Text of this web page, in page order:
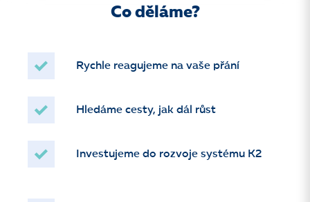
Co děláme?
Rychle reagujeme na vaše přání
Hledáme cesty, jak dál růst
Investujeme do rozvoje systému K2